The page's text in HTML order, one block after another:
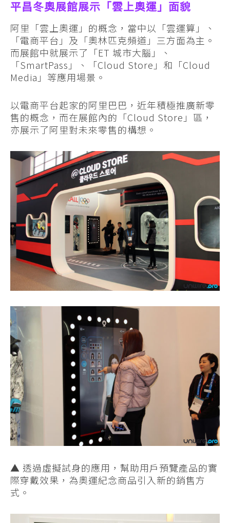
平昌冬奧展館展示「雲上奧運」面貌
阿里「雲上奧運」的概念，當中以「雲運算」、
「電商平台」及「奧林匹克頻道」三方面為主。
而展館中就展示了「ET 城市大腦」、
「SmartPass」、「Cloud Store」和「Cloud
Media」等應用場景。
以電商平台起家的阿里巴巴，近年積極推廣新零
售的概念，而在展館內的「Cloud Store」區，
亦展示了阿里對未來零售的構想。
▲ 透過虛擬試身的應用，幫助用戶預覽產品的實
際穿戴效果，為奧運紀念商品引入新的銷售方
式。